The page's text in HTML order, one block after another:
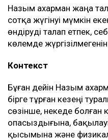
Назым Қахарман жаңа
сотқа жүгінуі мүмкін
өндіруді талап етпек,
көлемде
Контекст
Бұған дейін Назым
бірге тұрған кезеңі
сөзінше, некеде болған
опасыздығына,
қысымына және